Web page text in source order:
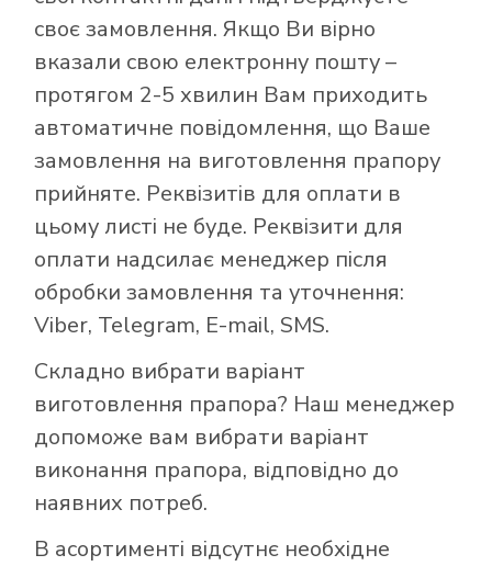
своє замовлення. Якщо Ви вірно
вказали свою електронну пошту –
протягом 2-5 хвилин Вам приходить
автоматичне повідомлення, що Ваше
замовлення на виготовлення прапору
прийняте. Реквізитів для оплати в
цьому листі не буде. Реквізити для
оплати надсилає менеджер після
обробки замовлення та уточнення:
Viber, Telegram, E-mail, SMS.
Складно вибрати варіант
виготовлення прапора? Наш менеджер
допоможе вам вибрати варіант
виконання прапора, відповідно до
наявних потреб.
В асортименті відсутнє необхідне